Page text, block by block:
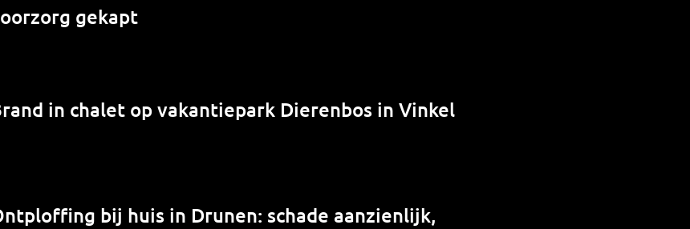
gekapt
in chalet op vakantiepark Dierenbos in Vinkel
bij huis in Drunen: schade aanzienlijk,